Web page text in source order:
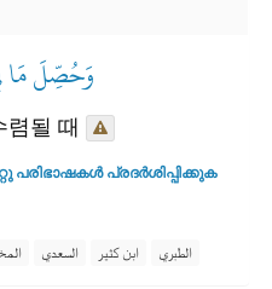
وَحُصِّلَ مَا
될 때
പരിഭാഷകൾ പ്രദർശിപ്പിക്കുക
السعدي ابن كثير الطبري